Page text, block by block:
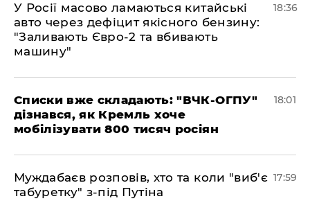
У Росії масово ламаються китайські
авто через дефіцит якісного бензину:
"Заливають Євро-2 та вбивають
машину"
18:36
Списки вже складають: "ВЧК-ОГПУ"
дізнався, як Кремль хоче
мобілізувати 800 тисяч росіян
18:01
Муждабаєв розповів, хто та коли "виб'є
табуретку" з-під Путіна
17:59